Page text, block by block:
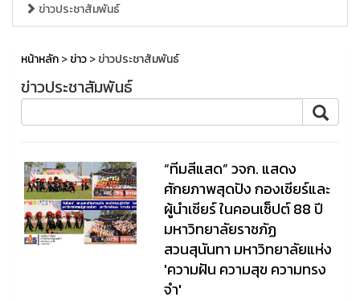
ข่าวประชาสัมพันธ์
หน้าหลัก>ข่าว> ข่าวประชาสัมพันธ์
ข่าวประชาสัมพันธ์
“ทีมสีแสด” วจก. แสดง
ศักยภาพสุดปัง กองเชียร์และ
ผู้นำเชียร์ ในคอนเซ็ปต์ 88 ปี
มหาวิทยาลัยราชภัฏ
สวนสุนันทา มหาวิทยาลัยแห่ง
'ความฝัน ความสุข ความทรง
จำ'